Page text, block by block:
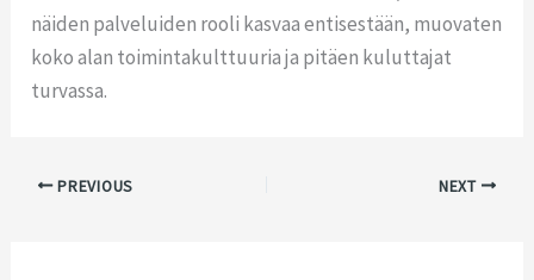
näiden palveluiden rooli kasvaa entisestään, muovaten
koko alan toimintakulttuuria ja pitäen kuluttajat
turvassa.
PREVIOUS NEXT